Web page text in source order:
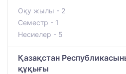
Оқу жылы - 2
Семестр - 1
Несиелер - 5
Қазақстан
құқығы